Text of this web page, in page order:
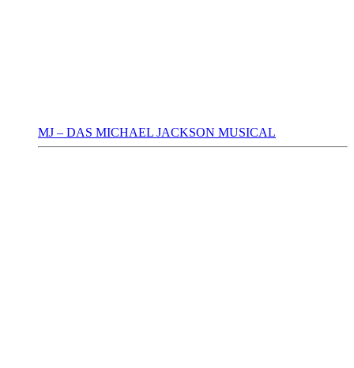
MJ – DAS MICHAEL JACKSON MUSICAL